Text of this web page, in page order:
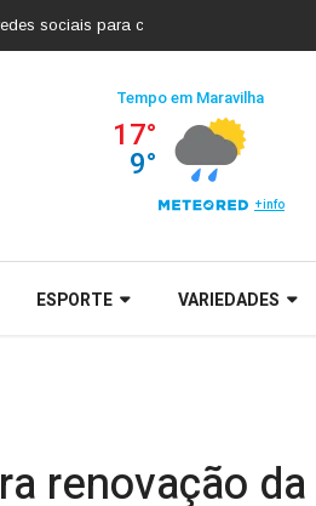
para crianças e adolescentes |
ESPORTE VARIEDADES
renovação